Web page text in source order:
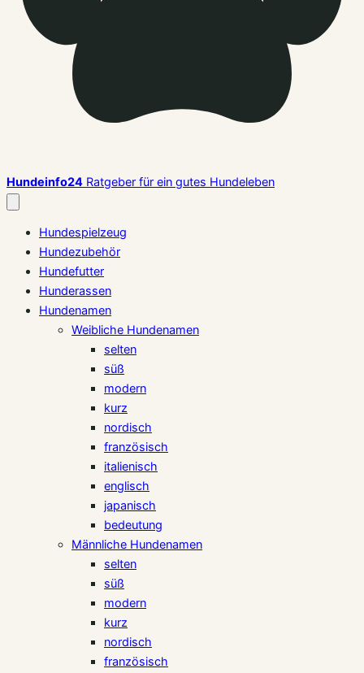
Hundeinfo24 Ratgeber für ein gutes Hundeleben
schließen
Hundespielzeug
Hundezubehör
Hundefutter
Hunderassen
Hundenamen
Weibliche Hundenamen
selten
süß
modern
kurz
nordisch
französisch
italienisch
englisch
japanisch
bedeutung
Männliche Hundenamen
selten
süß
modern
kurz
nordisch
französisch